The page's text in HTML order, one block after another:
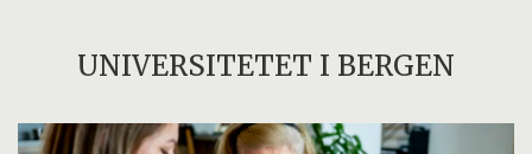
UNIVERSITETET I BERGEN